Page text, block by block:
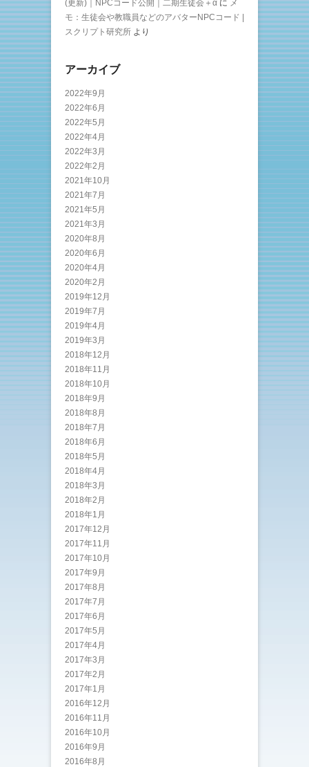
(更新)｜NPCコード公開｜二期生徒会＋α に メ
モ：生徒会や教職員などのアバターNPCコード |
スクリプト研究所 より
アーカイブ
2022年9月
2022年6月
2022年5月
2022年4月
2022年3月
2022年2月
2021年10月
2021年7月
2021年5月
2021年3月
2020年8月
2020年6月
2020年4月
2020年2月
2019年12月
2019年7月
2019年4月
2019年3月
2018年12月
2018年11月
2018年10月
2018年9月
2018年8月
2018年7月
2018年6月
2018年5月
2018年4月
2018年3月
2018年2月
2018年1月
2017年12月
2017年11月
2017年10月
2017年9月
2017年8月
2017年7月
2017年6月
2017年5月
2017年4月
2017年3月
2017年2月
2017年1月
2016年12月
2016年11月
2016年10月
2016年9月
2016年8月